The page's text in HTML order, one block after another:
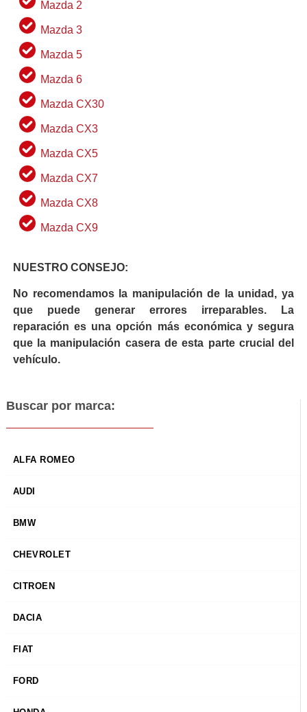
Buscar por marca:
ALFA ROMEO
AUDI
BMW
CHEVROLET
CITROEN
DACIA
FIAT
FORD
Mazda 2
Mazda 3
Mazda 5
Mazda 6
Mazda CX30
Mazda CX3
Mazda CX5
Mazda CX7
Mazda CX8
Mazda CX9
NUESTRO CONSEJO:
No recomendamos la manipulación de la unidad, ya
que puede generar errores irreparables. La
reparación es una opción más económica y segura
que la manipulación casera de esta parte crucial del
vehículo.